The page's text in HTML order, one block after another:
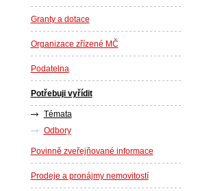
Granty a dotace
Organizace zřízené MČ
Podatelna
Potřebuji vyřídit
Témata
Odbory
Povinně zveřejňované informace
Prodeje a pronájmy nemovitostí